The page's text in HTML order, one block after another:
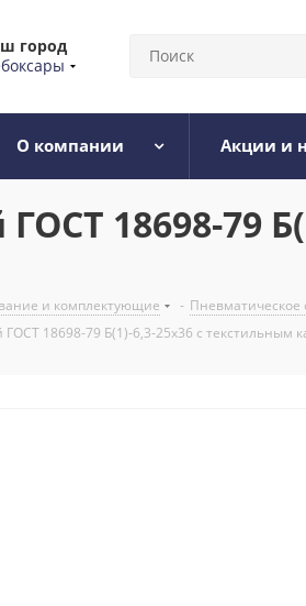
город
О компании Акции и
18698-79
и комплектующие - Пневматическое
18698-79 Б(1)-6,3-25х36 с текстильным